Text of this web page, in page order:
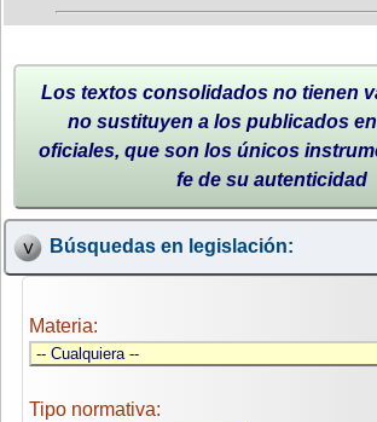
Los textos consolidados no tienen
no sustituyen a los publicados
oficiales, que son los únicos
fe de su autenticidad
Búsquedas en legislación:
Materia:
Tipo normativa: